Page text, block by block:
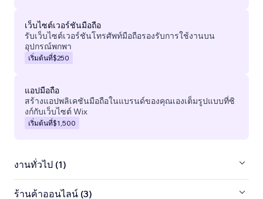
เว็บไซต์เวอร์ชันมือถือ
รับเว็บไซต์เวอร์ชันโทรศัพท์มือถือรองรับการใช้งานบน
อุปกรณ์พกพา
เริ่มต้นที่$250
แอปมือถือ
สร้างแอปพลิเคชันมือถือในแบรนด์ของคุณเองเต็มรูปแบบที่ซิ
งก์กับเว็บไซต์ Wix
เริ่มต้นที่$1,500
งานทั่วไป (1)
ร้านค้าออนไลน์ (3)